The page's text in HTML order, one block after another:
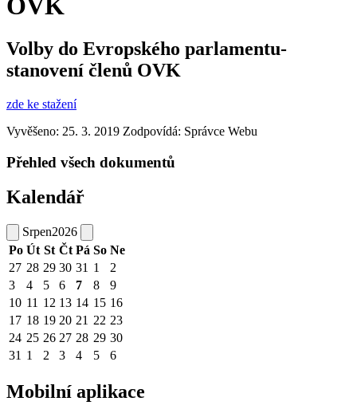
OVK
Volby do Evropského parlamentu-
stanovení členů OVK
zde ke stažení
Vyvěšeno: 25. 3. 2019 Zodpovídá: Správce Webu
Přehled všech dokumentů
Kalendář
Srpen2026
Po Út St Čt Pá So Ne
27 28 29 30 31 1
2
3
4 5 6 7 8
9
10 11 12 13 14 15 16
17 18 19 20 21 22 23
24 25 26 27 28 29 30
31 1 2 3 4 5 6
Mobilní aplikace